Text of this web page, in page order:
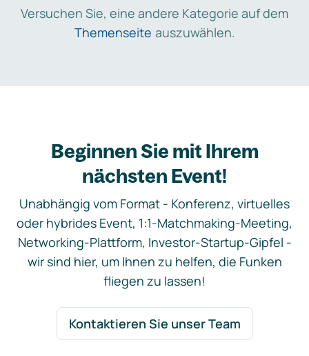
Versuchen Sie, eine andere Kategorie auf dem
Themenseite auszuwählen.
Beginnen Sie mit Ihrem
nächsten Event!
Unabhängig vom Format - Konferenz, virtuelles
oder hybrides Event, 1:1-Matchmaking-Meeting,
Networking-Plattform, Investor-Startup-Gipfel -
wir sind hier, um Ihnen zu helfen, die Funken
fliegen zu lassen!
Kontaktieren Sie unser Team